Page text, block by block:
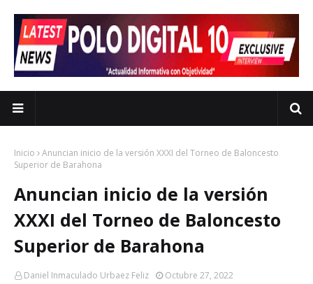
Inicio
Anuncian inicio de la versión XXXI del Torneo de Baloncesto
Superior de Barahona
Anuncian inicio de la versión
XXXI del Torneo de Baloncesto
Superior de Barahona
Daniel Inmaculado Urbaez Feliz Octubre 27, 2022